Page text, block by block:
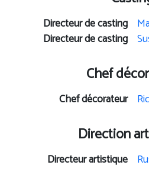
Directeur de casting
Directeur de casting
Chef
Chef décorateur
Direction
Directeur artistique